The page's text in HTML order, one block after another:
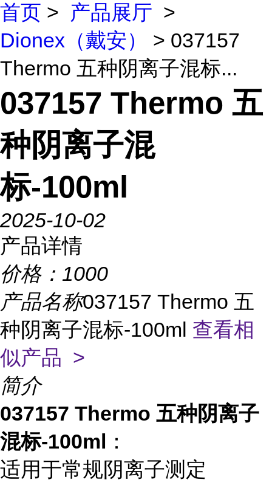
首页 > 产品展厅 >
Dionex（戴安）
> 037157
Thermo 五种阴离子混标...
037157 Thermo 五
种阴离子混
标-100ml
2025-10-02
产品详情
价格： 1000
产品名称037157 Thermo 五
种阴离子混标-100ml 查看相
似产品 >
简介
037157 Thermo 五种阴离子
混标-100ml ：
适用于常规阴离子测定